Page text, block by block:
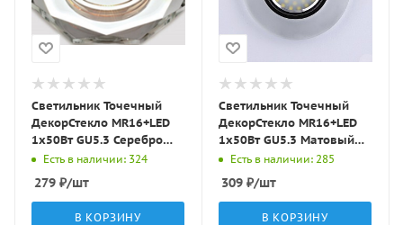
Светильник Точечный
ДекорСтекло MR16+LED
1х50Вт GU5.3 Серебро
D95х25мм IP20 D0801L
Есть в наличии: 324
279 ₽/шт
В КОРЗИНУ
Светильник Точечный
ДекорСтекло MR16+LED
1х50Вт GU5.3 Матовый
D90х10мм IP20 D0301
Есть в наличии: 285
309 ₽/шт
В КОРЗИНУ